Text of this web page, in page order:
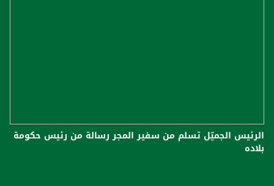
الرئيس الجميّل تسلم من سفير المجر رسالة من رئيس حكومة
بلاده